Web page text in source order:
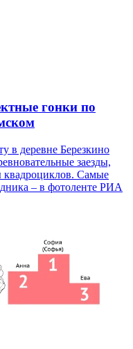
гонки по
в деревне Березкино
заезды,
квадроциклов. Самые
– в фотоленте РИА